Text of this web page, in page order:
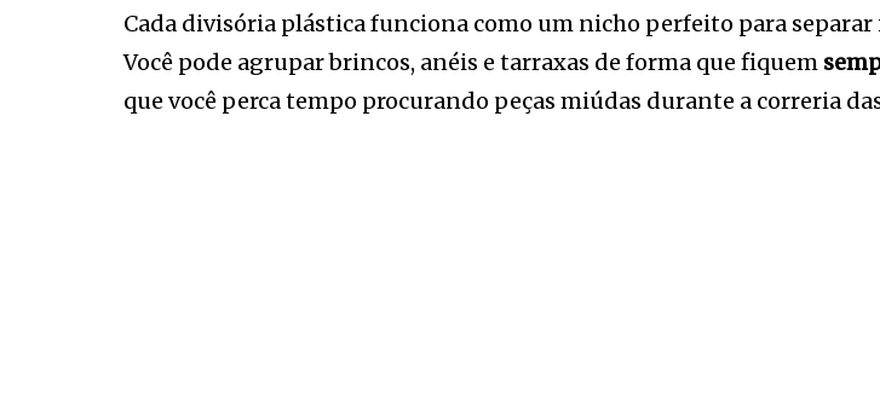
Cada divisória plástica funciona como um nicho perfeito para
Você pode agrupar brincos, anéis e tarraxas de forma que fiquem
que você perca tempo procurando peças miúdas durante a correria